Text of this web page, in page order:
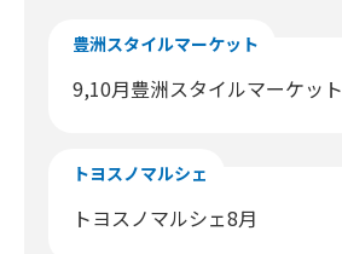
豊洲スタイルマーケット
9,10月豊洲スタイルマーケット
トヨスノマルシェ
トヨスノマルシェ8月